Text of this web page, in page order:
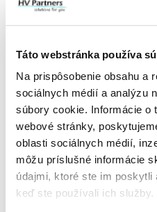
Táto webstránka používa
Na prispôsobenie obsahu a
sociálnych médií a analýzu
súbory cookie. Informácie o
webové stránky,
oblasti sociálnych médií,
môžu príslušné informácie
údajmi, ktoré ste im
keď ste používali ich služby.
IČO: 52 407 861
IČ DPH: SK2121013532
+421 907 154 850
office@hvpartners.sk
Hurbanova 3057/57C,
90501 Senica
Slovensko